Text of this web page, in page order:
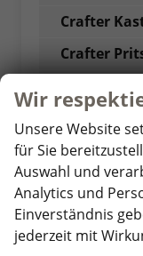
Crafter
Crafter
Golf
Golf GTI
Golf
ID. BUZZ
ID. BUZZ
Wir
Unsere Website
für Sie
Auswahl und
Analytics und
Einverständnis
jederzeit mit